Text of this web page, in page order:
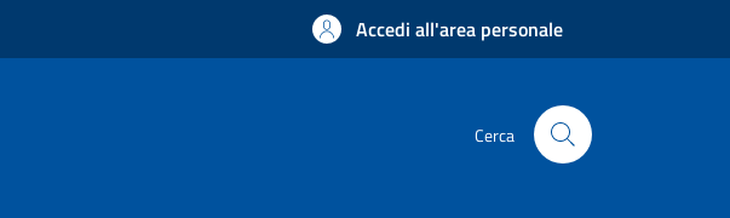
Accedi all'area personale
Cerca